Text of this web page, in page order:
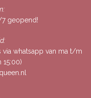
geopend!
whatsapp van ma t/m
15:00)